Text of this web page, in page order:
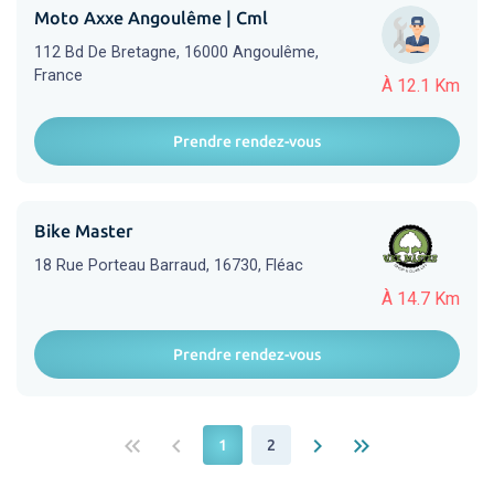
À 12.1 Km
Moto Axxe Angoulême | Cml
112 Bd De Bretagne, 16000 Angoulême,
France
Prendre rendez-vous
À 14.7 Km
Bike Master
18 Rue Porteau Barraud, 16730, Fléac
Prendre rendez-vous
keyboard_double_arrow_left keyboard_arrow_left 1 2 keyboard_arrow_right keyboard_double_arrow_right